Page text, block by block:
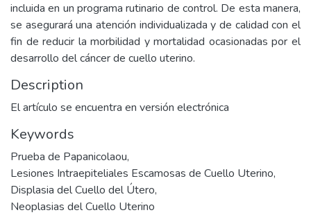
incluida en un programa rutinario de control. De esta manera,
se asegurará una atención individualizada y de calidad con el
fin de reducir la morbilidad y mortalidad ocasionadas por el
desarrollo del cáncer de cuello uterino.
Description
El artículo se encuentra en versión electrónica
Keywords
Prueba de Papanicolaou,
Lesiones Intraepiteliales Escamosas de Cuello Uterino,
Displasia del Cuello del Útero,
Neoplasias del Cuello Uterino